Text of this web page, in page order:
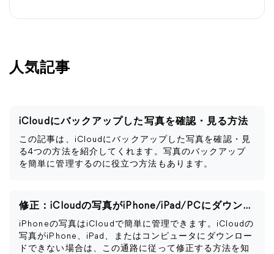
人気記事
iCloudにバックアップした写真を確認・見る方法
この記事は、iCloudにバックアップした写真を確認・見
る4つの方法を紹介してくれます。写真のバックアップ
を簡単に管理するのに役立つ方法もあります。
修正：iCloudの写真がiPhone/iPad/PCにダウンロードできない
iPhoneの写真はiCloudで簡単に管理できます。iCloudの
写真がiPhone、iPad、またはコンピュータにダウンロー
ドできない場合は、この通路に従って修正する方法を知